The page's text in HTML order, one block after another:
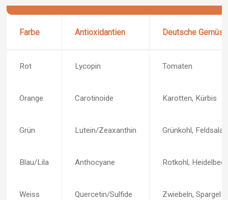
Farbe Antioxidantien Deutsche Gemüse
Rot Lycopin Tomaten
Orange Carotinoide Karotten, Kürbis
Grün Lutein/Zeaxanthin Grünkohl, Feldsalat
Blau/Lila Anthocyane Rotkohl,
Weiss Quercetin/Sulfide Zwiebeln, Spargel